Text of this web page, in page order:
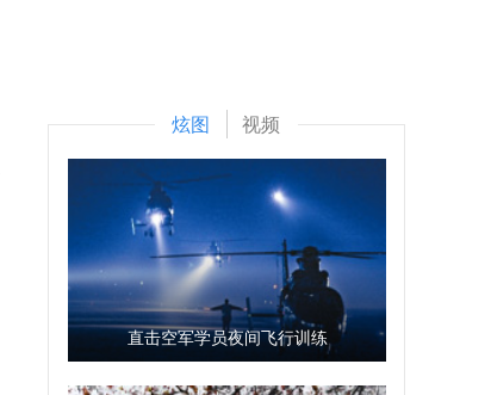
炫图 视频
直击空军学员夜间飞行训练